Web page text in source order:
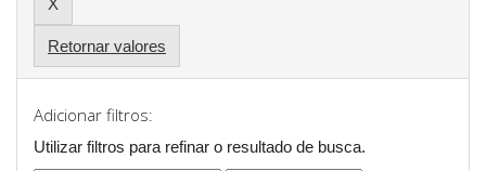
Retornar valores
Adicionar filtros:
Utilizar filtros para refinar o resultado de busca.